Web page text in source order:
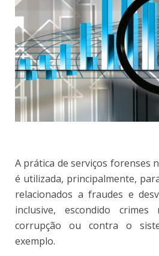
A prática de serviços forenses
é utilizada, principalmente,
relacionados a fraudes e
inclusive, escondido crimes
corrupção ou contra o
exemplo.